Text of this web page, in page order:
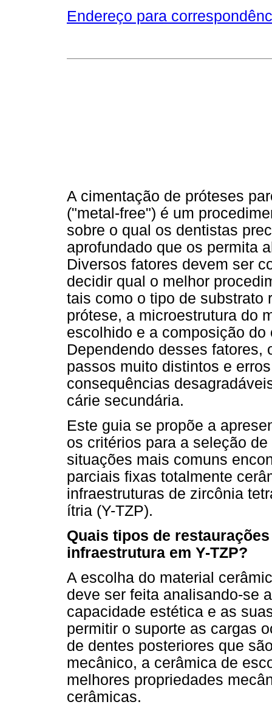
Endereço para
A cimentação de próteses
("metal-free") é um
sobre o qual os dentistas
aprofundado que os permita
Diversos fatores devem ser
decidir qual o melhor
tais como o tipo de substrato
prótese, a microestrutura do
escolhido e a composição
Dependendo desses fatores,
passos muito distintos e
consequências
cárie secundária.
Este guia se propõe a
os critérios para a seleção
situações mais comuns
parciais fixas totalmente
infraestruturas de zircônia
ítria (Y-TZP).
Quais tipos de
infraestrutura em Y-TZP?
A escolha do material
deve ser feita analisando-se
capacidade estética e as
permitir o suporte as cargas
de dentes posteriores que
mecânico, a cerâmica de
melhores propriedades
cerâmicas.